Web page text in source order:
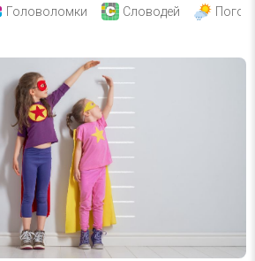
Головоломки Словодей